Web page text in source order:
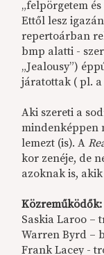
„felpörgetem
Ettől lesz
repertoárban
bmp alatti -
„Jealousy”)
járatottak ( pl. a
Aki szereti a
mindenképpen
lemezt (is). A
kor zenéje, de
azoknak is,
Közreműködők:
Saskia Laroo –
Warren Byrd –
Frank Lacey -